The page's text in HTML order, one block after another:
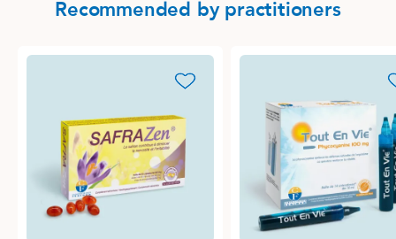
Recommended by practitioners
favorite_border